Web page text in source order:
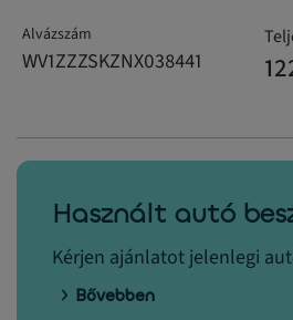
Alvázszám
WV1ZZZSKZNX038441
Használt autó
Kérjen ajánlatot jelenlegi
Bővebben